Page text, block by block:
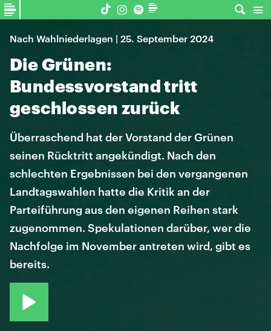
Nach Wahlniederlagen | 25. September 2024
Die Grünen:
Bundessvorstand tritt
geschlossen zurück
Überraschend hat der Vorstand der Grünen
seinen Rücktritt angekündigt. Nach den
schlechten Ergebnissen bei den vergangenen
Landtagswahlen hatte die Kritik an der
Parteiführung aus den eigenen Reihen stark
zugenommen. Spekulationen darüber, wer die
Nachfolge im November antreten wird, gibt es
bereits.